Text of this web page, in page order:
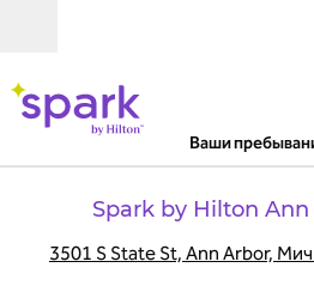
Ваши
Spark by Hilton
3501 S State St, Ann Arbor,